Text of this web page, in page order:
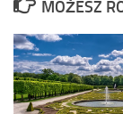
MOŻESZ